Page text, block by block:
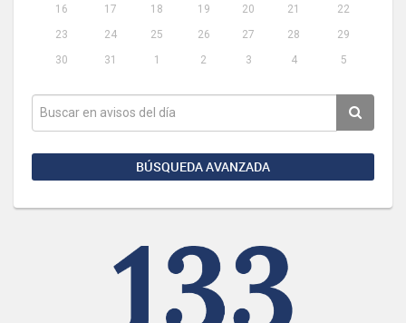
16
17 18 19 20 21
22
23
24 25 26 27 28
29
30
31 1 2 3 4 5
BÚSQUEDA AVANZADA